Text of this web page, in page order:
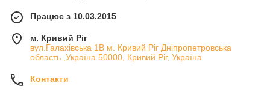
Працює з 10.03.2015
м. Кривий Ріг
вул.Галахівська 1В м. Кривий Ріг Дніпропетровська
область ,Україна 50000, Кривий Ріг, Україна
Контакти